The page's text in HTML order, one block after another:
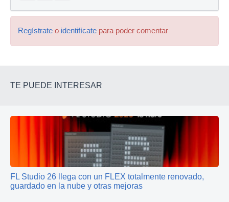
Regístrate o identifícate para poder comentar
TE PUEDE INTERESAR
FL Studio 26 llega con un FLEX totalmente renovado,
guardado en la nube y otras mejoras